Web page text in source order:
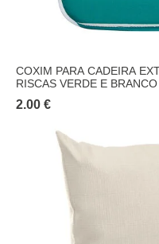
COXIM PARA CADEIRA
RISCAS VERDE E BRANCO
2.00 €